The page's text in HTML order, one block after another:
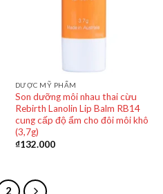
DƯỢC MỸ PHẨM
Son dưỡng môi nhau thai cừu
Rebirth Lanolin Lip Balm RB14
cung cấp độ ẩm cho đôi môi khô
(3,7g)
₫132.000
2